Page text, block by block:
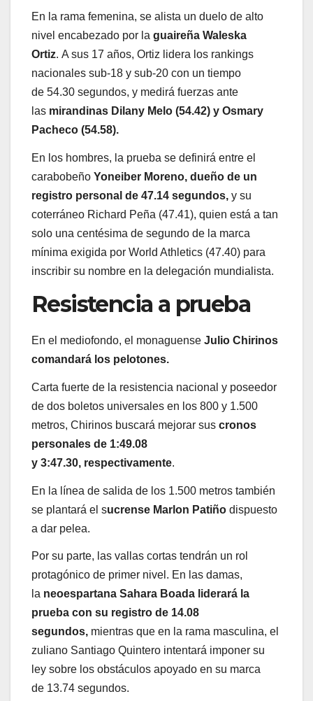
En la rama femenina, se alista un duelo de alto
nivel encabezado por la guaireña Waleska
Ortiz. A sus 17 años, Ortiz lidera los rankings
nacionales sub-18 y sub-20 con un tiempo
de 54.30 segundos, y medirá fuerzas ante
las mirandinas Dilany Melo (54.42) y Osmary
Pacheco (54.58).
En los hombres, la prueba se definirá entre el
carabobeño Yoneiber Moreno, dueño de un
registro personal de 47.14 segundos, y su
coterráneo Richard Peña (47.41), quien está a tan
solo una centésima de segundo de la marca
mínima exigida por World Athletics (47.40) para
inscribir su nombre en la delegación mundialista.
Resistencia a prueba
En el mediofondo, el monaguense Julio Chirinos
comandará los pelotones.
Carta fuerte de la resistencia nacional y poseedor
de dos boletos universales en los 800 y 1.500
metros, Chirinos buscará mejorar sus cronos
personales de 1:49.08
y 3:47.30, respectivamente.
En la línea de salida de los 1.500 metros también
se plantará el sucrense Marlon Patiño dispuesto
a dar pelea.
Por su parte, las vallas cortas tendrán un rol
protagónico de primer nivel. En las damas,
la neoespartana Sahara Boada liderará la
prueba con su registro de 14.08
segundos, mientras que en la rama masculina, el
zuliano Santiago Quintero intentará imponer su
ley sobre los obstáculos apoyado en su marca
de 13.74 segundos.